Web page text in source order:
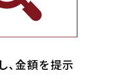
､金額を提示